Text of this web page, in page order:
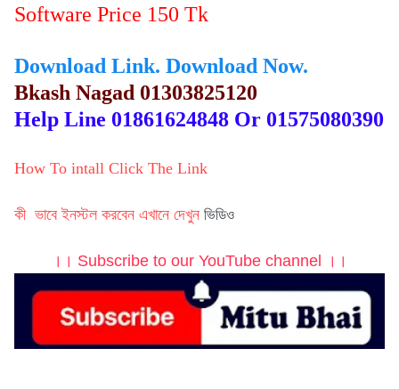
Software Price 150 Tk
Download Link. Download Now.
Bkash Nagad 01303825120
Help Line 01861624848 Or 01575080390
How To intall Click The Link
কী ভাবে ইনস্টল করবেন এখানে দেখুন ভিডিও
।। Subscribe to our YouTube channel ।।